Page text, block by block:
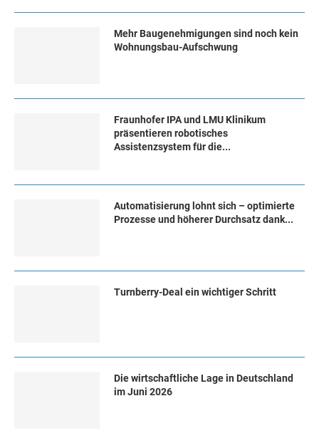
Mehr Baugenehmigungen sind noch kein
Wohnungsbau-Aufschwung
Fraunhofer IPA und LMU Klinikum
präsentieren robotisches
Assistenzsystem für die...
Automatisierung lohnt sich – optimierte
Prozesse und höherer Durchsatz dank...
Turn­ber­ry-Deal ein wich­ti­ger Schritt
Die wirtschaftliche Lage in Deutschland
im Juni 2026